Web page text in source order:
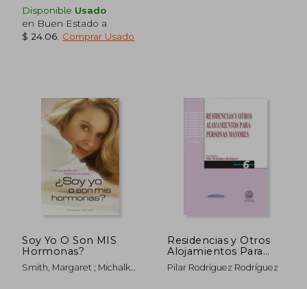
45%
dcto.
Disponible Usado
en Buen Estado a
$ 24.06 Comprar Usado
Soy Yo O Son MIS
Hormonas?
Smith, Margaret ; Michalka,
Residencias y Otros
Alojamientos Para
Personas Mayores
Pilar Rodríguez Rodríguez